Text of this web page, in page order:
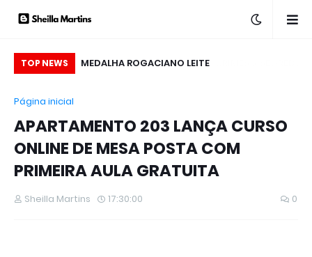
TOP NEWS MEDALHA ROGACIANO LEITE
LIVRO SOBRE
EDITORA
Página inicial
APARTAMENTO 203 LANÇA CURSO
ONLINE DE MESA POSTA COM
PRIMEIRA AULA GRATUITA
Sheilla Martins 17:30:00 0